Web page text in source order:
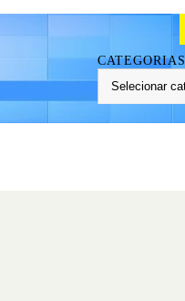
CATEGORIAS